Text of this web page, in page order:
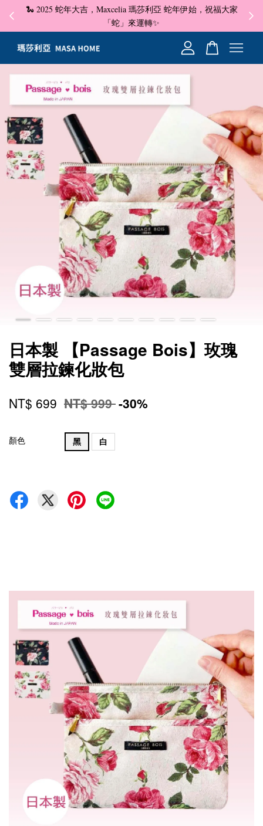
🐍 2025 蛇年大吉，Maxcelia 瑪莎利亞 蛇年伊始，祝福大家
「蛇」來運轉✨
✦
日本製 【Passage Bois】玫瑰
雙層拉鍊化妝包
NT$ 699 NT$ 999-30%
顏色 黑 白
您的購物車目前還是空的。
繼續購物